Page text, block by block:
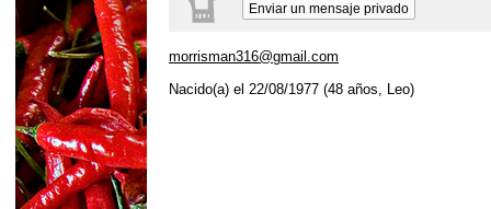
Enviar un mensaje privado
morrisman316@gmail.com
Nacido(a) el 22/08/1977 (48 años, Leo)